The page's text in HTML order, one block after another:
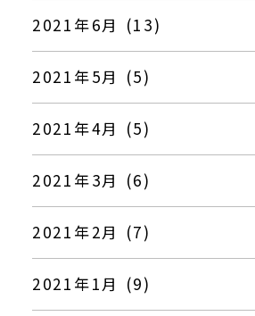
2021年6月 (13)
2021年5月 (5)
2021年4月 (5)
2021年3月 (6)
2021年2月 (7)
2021年1月 (9)